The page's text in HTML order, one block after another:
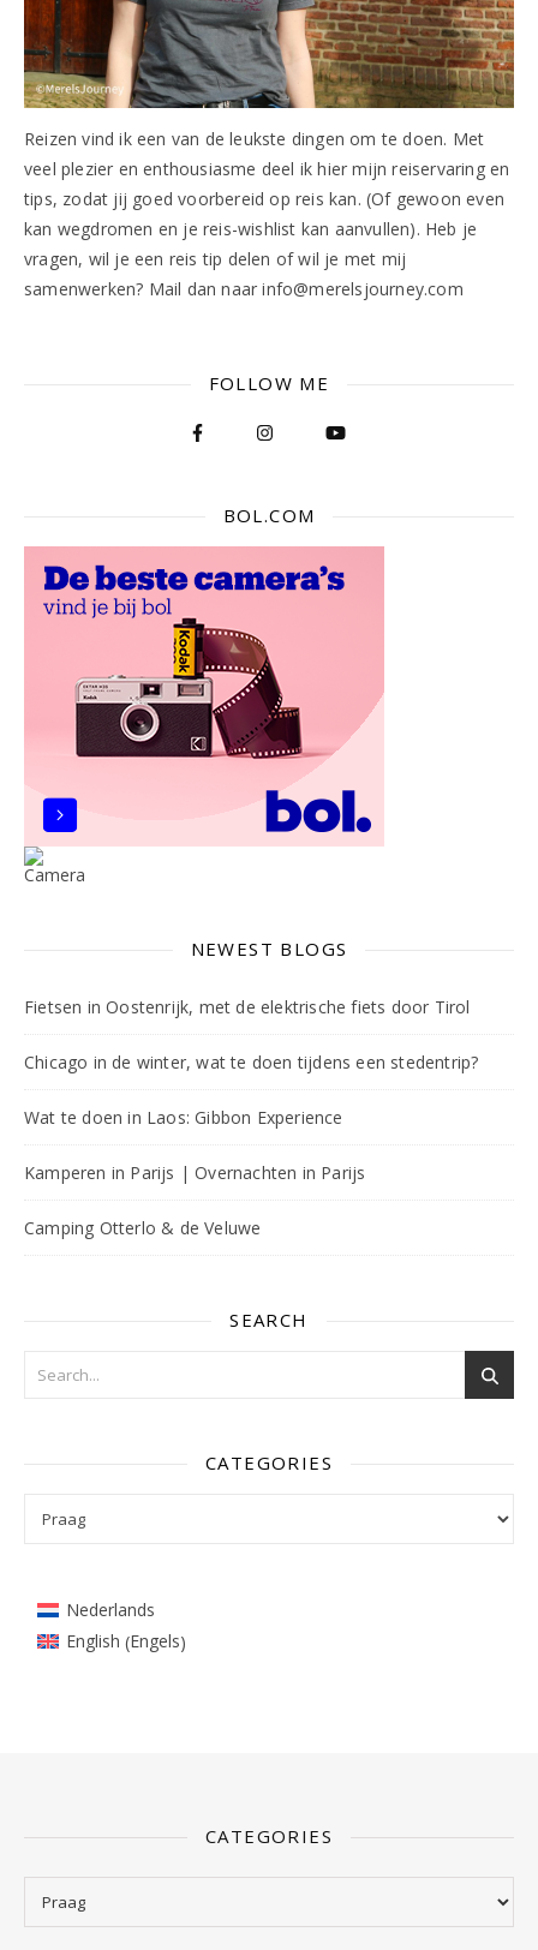
Reizen vind ik een van de leukste dingen om te doen. Met
veel plezier en enthousiasme deel ik hier mijn reiservaring en
tips, zodat jij goed voorbereid op reis kan. (Of gewoon even
kan wegdromen en je reis-wishlist kan aanvullen). Heb je
vragen, wil je een reis tip delen of wil je met mij
samenwerken? Mail dan naar info@merelsjourney.com
FOLLOW ME
BOL.COM
NEWEST BLOGS
Fietsen in Oostenrijk, met de elektrische fiets door Tirol
Chicago in de winter, wat te doen tijdens een stedentrip?
Wat te doen in Laos: Gibbon Experience
Kamperen in Parijs | Overnachten in Parijs
Camping Otterlo & de Veluwe
SEARCH
CATEGORIES
Nederlands
English (Engels)
CATEGORIES
Categories